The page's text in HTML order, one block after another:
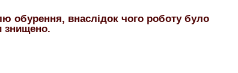
обурення, внаслідок чого роботу було
знищено.